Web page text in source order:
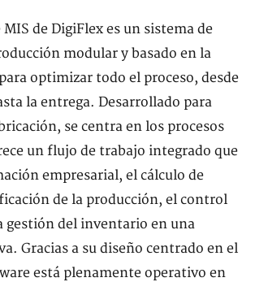
de DigiFlex es un sistema de
modular y basado en la
optimizar todo el proceso, desde
la entrega. Desarrollado para
se centra en los procesos
un flujo de trabajo integrado que
empresarial, el cálculo de
de la producción, el control
gestión del inventario en una
Gracias a su diseño centrado en el
está plenamente operativo en